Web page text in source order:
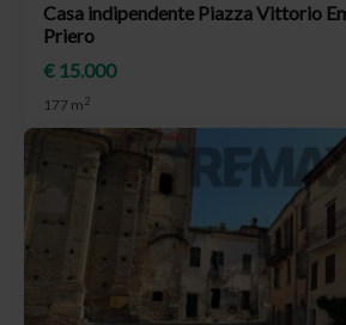
Casa indipendente Piazza Vittorio
Priero
€ 15.000
177 m2